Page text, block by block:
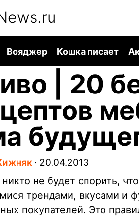
Вояджер Кошка писает
| 20
∙ 20.04.2013
не будет спорить,
трендами, вкусами и
покупателей. Это